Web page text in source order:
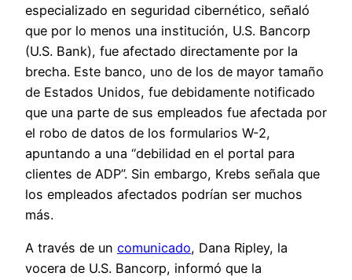
especializado en seguridad cibernético, señaló
que por lo menos una institución, U.S. Bancorp
(U.S. Bank), fue afectado directamente por la
brecha. Este banco, uno de los de mayor tamaño
de Estados Unidos, fue debidamente notificado
que una parte de sus empleados fue afectada por
el robo de datos de los formularios W-2,
apuntando a una “debilidad en el portal para
clientes de ADP”. Sin embargo, Krebs señala que
los empleados afectados podrían ser muchos
más.
A través de un comunicado, Dana Ripley, la
vocera de U.S. Bancorp, informó que la